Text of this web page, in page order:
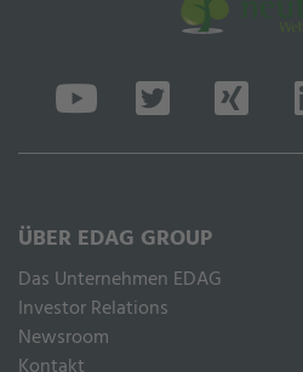
ÜBER EDAG GROUP
Das Unternehmen EDAG
Inves­tor Rela­ti­ons
Newsroom